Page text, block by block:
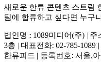
새로운 한류 콘텐츠 스트림
팀에 합류하고 싶다면 누구
법인명 : 1089미디어(주) |
3층 | 대표전화: 02-785-
한류피드 | 등록번호: 서울,